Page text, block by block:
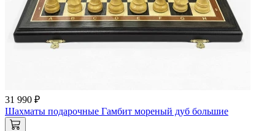
31 990 ₽
Шахматы подарочные Гамбит мореный дуб большие